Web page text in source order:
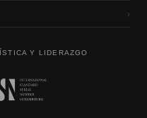
›
Y LIDERAZGO